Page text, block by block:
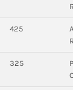
425
325